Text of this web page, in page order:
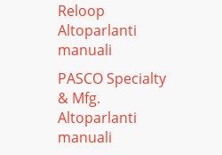
Reloop
Altoparlanti
manuali
PASCO Specialty
& Mfg.
Altoparlanti
manuali